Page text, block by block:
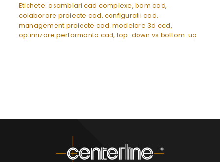
Etichete:asamblari cad complexe,bom cad,
colaborare proiecte cad, configuratii cad,
management proiecte cad, modelare 3d cad,
optimizare performanta cad,top-down vs bottom-up